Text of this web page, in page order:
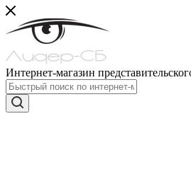
Интернет-магазин